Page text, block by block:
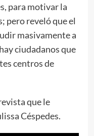
para motivar la
pero reveló que el
masivamente a
ciudadanos que
centros de
que le
Céspedes.